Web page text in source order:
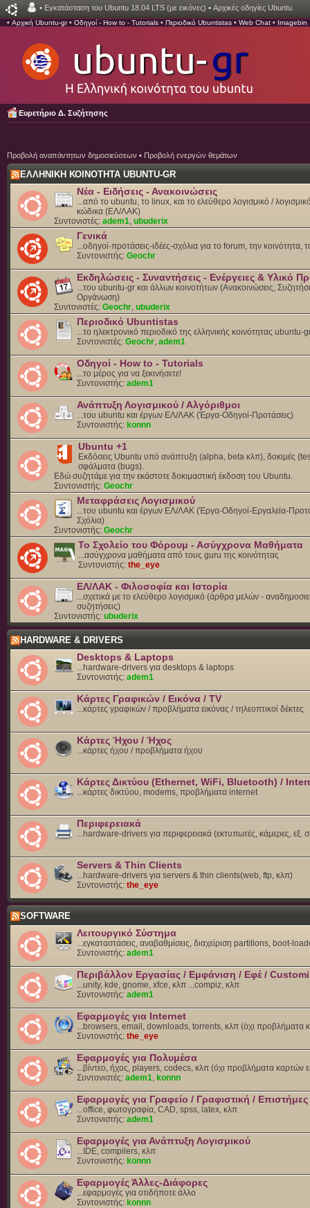
• Εγκατάσταση του Ubuntu 18.04 LTS (με εικόνες) • Αρχικές οδηγίες Ubuntu.
• Αρχική Ubuntu-gr• Οδηγοί - How to - Tutorials • Περιοδικό Ubuntistas • Web Chat • Imagebin
Ευρετήριο Δ. Συζήτησης
Προβολή αναπάντητων δημοσιεύσεων • Προβολή ενεργών θεμάτων
ΕΛΛΗΝΙΚΗ ΚΟΙΝΟΤΗΤΑ UBUNTU-GR
Νέα - Ειδήσεις - Ανακοινώσεις
...από το ubuntu, το linux, και το ελεύθερο λογισμικό /
κώδικα (ΕΛ/ΛΑΚ)
Συντονιστές: adem1 ubuderix
Γενικά
...οδηγοί-προτάσεις-ιδέες-σχόλια για το forum, την κοινότητα,
Συντονιστής: Geochr
Εκδηλώσεις - Συναντήσεις - Ενέργειες & Υλικό
...του ubuntu-gr και άλλων κοινοτήτων (Ανακοινώσεις,
Οργάνωση)
Συντονιστές: Geochr ubuderix
Περιοδικό Ubuntistas
...το ηλεκτρονικό περιοδικό της ελληνικής κοινότητας ubuntu-
Συντονιστές: Geochr adem1
Οδηγοί - How to - Tutorials
...το μέρος για να ξεκινήσετε!
Συντονιστής: adem1
Ανάπτυξη Λογισμικού / Αλγόριθμοι
...του ubuntu και έργων ΕΛ/ΛΑΚ (Έργα-Οδηγοί-Προτάσεις)
Συντονιστής: konnn
Ubuntu +1
Εκδόσεις Ubuntu υπό ανάπτυξη (alpha, beta κλπ), δοκιμές
σφάλματα (bugs).
Eδώ συζητάμε για την εκάστοτε δοκιμαστική έκδοση του Ubuntu.
Συντονιστής: Geochr
Μεταφράσεις Λογισμικού
...του ubuntu και έργων ΕΛ/ΛΑΚ (Έργα-Οδηγοί-Εργαλεία-
Σχόλια)
Συντονιστής: Geochr
Το Σχολείο του Φόρουμ - Ασύγχρονα Μαθήματα
...ασύγχρονα μαθήματα από τους guru της κοινότητας
Συντονιστής: the_eye
ΕΛ/ΛΑΚ - Φιλοσοφία και Ιστορία
...σχετικά με το ελεύθερο λογισμικό (άρθρα μελών -
συζητήσεις)
Συντονιστής: ubuderix
HARDWARE & DRIVERS
Desktops & Laptops
...hardware-drivers για desktops & laptops
Συντονιστής: adem1
Κάρτες Γραφικών / Εικόνα / TV
...κάρτες γραφικών / προβλήματα εικόνας / τηλεοπτικοί δέκτες
Κάρτες Ήχου / Ήχος
...κάρτες ήχου / προβλήματα ήχου
Κάρτες Δικτύου (Ethernet, WiFi, Bluetooth) /
...κάρτες δικτύου, modems, προβλήματα internet
Περιφερειακά
...hardware-drivers για περιφερειακά (εκτυπωτές, κάμερες, εξ.
Servers & Thin Clients
...hardware-drivers για servers & thin clients(web, ftp, κλπ)
Συντονιστής: the_eye
SOFTWARE
Λειτουργικό Σύστημα
...εγκαταστάσεις, αναβαθμίσεις, διαχείριση partitions, boot-
Συντονιστής: adem1
Περιβάλλον Εργασίας / Εμφάνιση / Εφέ /
...unity, kde, gnome, xfce, κλπ ...compiz, κλπ
Συντονιστής: adem1
Εφαρμογές για Internet
...browsers, email, downloads, torrents, κλπ (όχι προβλήματα
Συντονιστής: the_eye
Εφαρμογές για Πολυμέσα
...βίντεο, ήχος, players, codecs, κλπ (όχι προβλήματα καρτών
Συντονιστές: adem1 konnn
Εφαρμογές για Γραφείο / Γραφιστική / Επιστήμες
...office, φωτογραφία, CAD, spss, latex, κλπ
Συντονιστής: adem1
Εφαρμογές για Ανάπτυξη Λογισμικού
...IDE, compilers, κλπ
Συντονιστής: konnn
Εφαρμογές Άλλες-Διάφορες
...εφαρμογές για οτιδήποτε άλλο
Συντονιστής: konnn